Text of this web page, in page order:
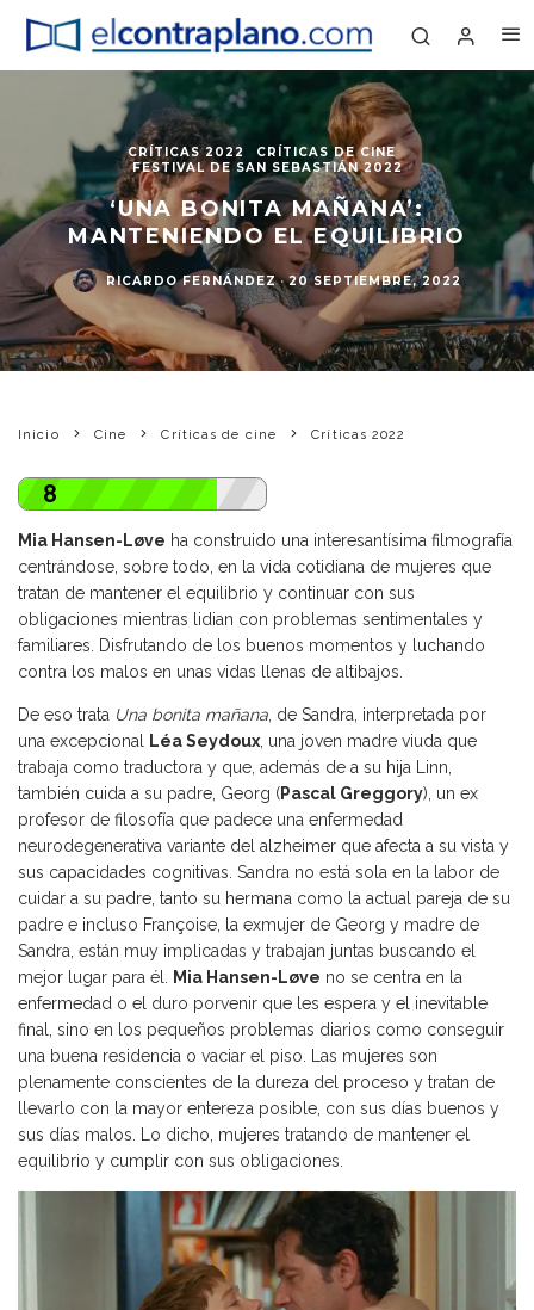
CRÍTICAS 2022
CRÍTICAS DE CINE
FESTIVAL DE SAN SEBASTIÁN 2022
‘UNA BONITA MAÑANA’:
MANTENIENDO EL EQUILIBRIO
RICARDO FERNÁNDEZ · 20 SEPTIEMBRE, 2022
Inicio Cine Críticas de cine Críticas 2022
8
Mia Hansen-Løve ha construido una interesantísima filmografía
centrándose, sobre todo, en la vida cotidiana de mujeres que
tratan de mantener el equilibrio y continuar con sus
obligaciones mientras lidian con problemas sentimentales y
familiares. Disfrutando de los buenos momentos y luchando
contra los malos en unas vidas llenas de altibajos.
De eso trata Una bonita mañana , de Sandra, interpretada por
una excepcional
Léa Seydoux , una joven madre viuda que
trabaja como traductora y que, además de a su hija Linn,
también cuida a su padre, Georg (Pascal Greggory), un ex
profesor de filosofía que padece una enfermedad
neurodegenerativa variante del alzheimer que afecta a su vista y
sus capacidades cognitivas. Sandra no está sola en la labor de
cuidar a su padre, tanto su hermana como la actual pareja de su
padre e incluso Françoise, la exmujer de Georg y madre de
Sandra, están muy implicadas y trabajan juntas buscando el
mejor lugar para él.
Mia Hansen-Løve no se centra en la
enfermedad o el duro porvenir que les espera y el inevitable
final, sino en los pequeños problemas diarios como conseguir
una buena residencia o vaciar el piso. Las mujeres son
plenamente conscientes de la dureza del proceso y tratan de
llevarlo con la mayor entereza posible, con sus días buenos y
sus días malos. Lo dicho, mujeres tratando de mantener el
equilibrio y cumplir con sus obligaciones.